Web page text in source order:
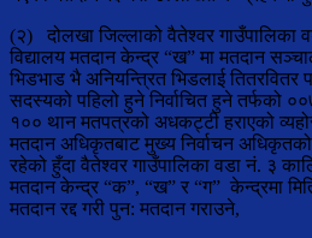
(२) दोलखा जिल्लाको वैतेश्वर गाउँपालिका
विद्यालय मतदान केन्द्र “ख” मा मतदान
भिडभाड भै अनियन्त्रित भिडलाई तितरवितर
सदस्यको पहिलो हुने निर्वाचित हुने तर्फको
१०० थान मतपत्रको अधकट्टी हराएको
मतदान अधिकृतबाट मुख्य निर्वाचन
रहेको हुँदा वैतेश्वर गाउँपालिका वडा नं. ३
मतदान केन्द्र “क”, “ख” र “ग” केन्द्रमा
मतदान रद्द गरी पुन: मतदान गराउने,